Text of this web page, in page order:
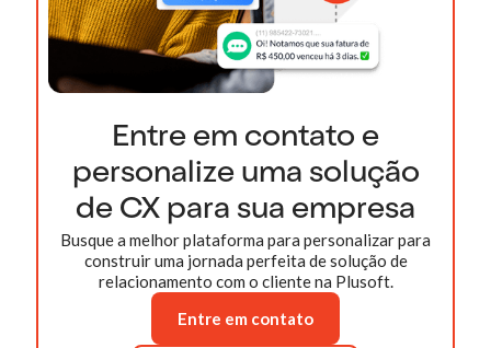
Entre em contato e
personalize uma solução
de CX para sua empresa
Busque a melhor plataforma para personalizar para
construir uma jornada perfeita de solução de
relacionamento com o cliente na Plusoft.
Entre em contato